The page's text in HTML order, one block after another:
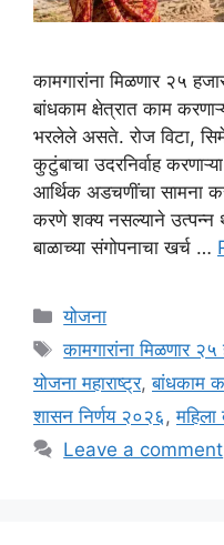
कामगारांना मिळणार २५
बांधकाम क्षेत्रात काम
भरलेले असते. रोज विटा,
कुटुंबाचा उदरनिर्वाह
आर्थिक अडचणींचा सामना
करणे शक्य नसल्याने उत्पन्न
बाळाच्या संगोपनाचा खर्च …
Categories
योजना
Tags
कामगारांना मिळणार
योजना महाराष्ट्र,बांधकाम
शासन निर्णय २०२६,
Leave a comment